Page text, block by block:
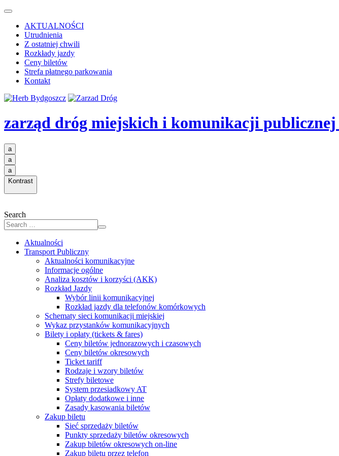
AKTUALNOŚCI
Utrudnienia
Z ostatniej chwili
Rozkłady jazdy
Ceny biletów
Strefa płatnego parkowania
Kontakt
zarząd dróg miejskich i komunikacji publicznej
a
a
a
Kontrast
Search
Aktualności
Transport Publiczny
Aktualności komunikacyjne
Informacje ogólne
Analiza kosztów i korzyści (AKK)
Rozkład Jazdy
Wybór linii komunikacyjnej
Rozkład jazdy dla telefonów komórkowych
Schematy sieci komunikacji miejskiej
Wykaz przystanków komunikacyjnych
Bilety i opłaty (tickets & fares)
Ceny biletów jednorazowych i czasowych
Ceny biletów okresowych
Ticket tariff
Rodzaje i wzory biletów
Strefy biletowe
System przesiadkowy AT
Opłaty dodatkowe i inne
Zasady kasowania biletów
Zakup biletu
Sieć sprzedaży biletów
Punkty sprzedaży biletów okresowych
Zakup biletów okresowych on-line
Zakup biletu przez telefon